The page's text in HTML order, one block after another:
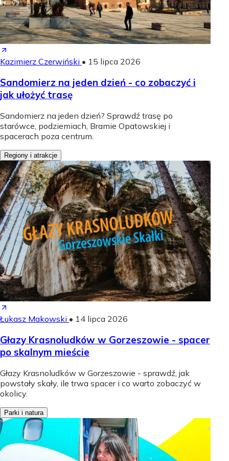
Kazimierz Czerwiński • 15 lipca 2026
Sandomierz na jeden dzień - co zobaczyć i
jak ułożyć trasę
Sandomierz na jeden dzień? Sprawdź trasę po
starówce, podziemiach, Bramie Opatowskiej i
spacerach poza centrum.
Regiony i atrakcje
Łukasz Makowski • 14 lipca 2026
Głazy Krasnoludków w Gorzeszowie - spacer
po skalnym mieście
Głazy Krasnoludków w Gorzeszowie - sprawdź, jak
powstały skały, ile trwa spacer i co warto zobaczyć w
okolicy.
Parki i natura